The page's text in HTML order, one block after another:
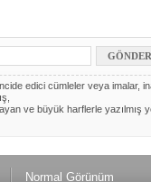
edici cümleler veya imalar,
ve büyük harflerle yazılmış
Normal Görünüm